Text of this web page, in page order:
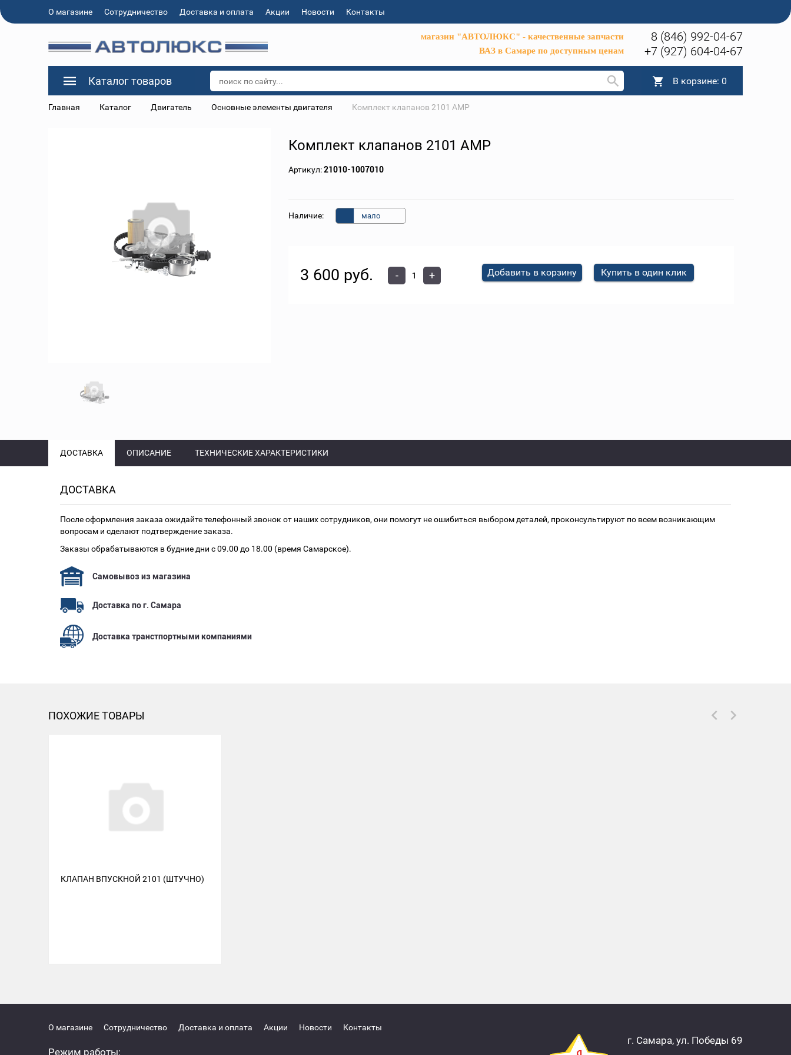
О магазине Сотрудничество Доставка и оплата Акции Новости Контакты
магазин "АВТОЛЮКС" - качественные запчасти
ВАЗ в Самаре по доступным ценам
8 (846) 992-04-67
+7 (927) 604-04-67
Каталог товаров В корзине: 0
Главная Каталог Двигатель Основные элементы двигателя Комплект клапанов 2101 AMP
Комплект клапанов 2101 AMP
Артикул:21010-1007010
Наличие: мало
3 600 руб. - + Добавить в корзину Купить в один клик
ДОСТАВКА ОПИСАНИЕ ТЕХНИЧЕСКИЕ ХАРАКТЕРИСТИКИ
ДОСТАВКА
После оформления заказа ожидайте телефонный звонок от наших сотрудников, они помогут не ошибиться выбором деталей, проконсультируют по всем возникающим
вопросам и сделают подтверждение заказа.
Заказы обрабатываются в будние дни с 09.00 до 18.00 (время Самарское).
Самовывоз из магазина
Доставка по г. Самара
Доставка транстпортными компаниями
ПОХОЖИЕ ТОВАРЫ
КЛАПАН ВПУСКНОЙ 2101 (ШТУЧНО)
О магазине Сотрудничество Доставка и оплата Акции Новости Контакты
Режим работы:
г. Самара, ул. Победы 69